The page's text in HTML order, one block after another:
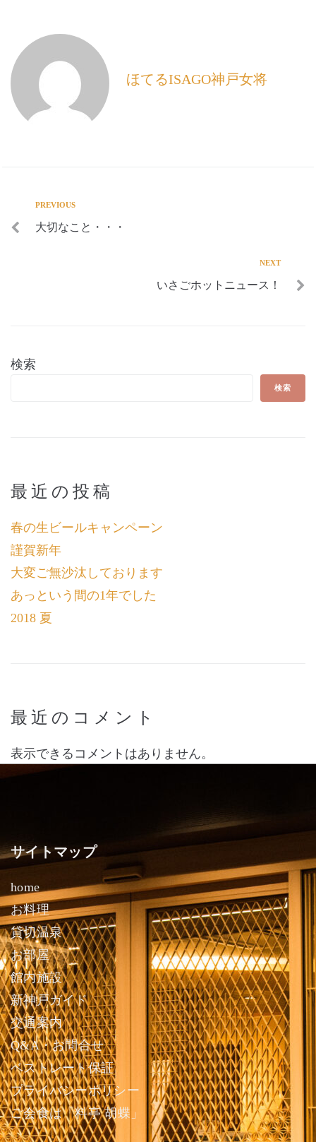
ほてるISAGO神戸女将
PREVIOUS
大切なこと・・・
NEXT
いさごホットニュース！
検索
検索
最近の投稿
春の生ビールキャンペーン
謹賀新年
大変ご無沙汰しております
あっという間の1年でした
2018 夏
最近のコメント
表示できるコメントはありません。
サイトマップ
home
お料理
貸切温泉
お部屋
館内施設
新神戸ガイド
交通案内
Q&A・お問合せ
ベストレート保証
プライバシーポリシー
ご会食は「料亭 胡蝶」